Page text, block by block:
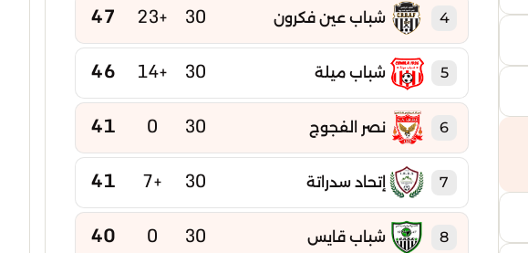
4 شباب عين فكرون 30
+23
47
5 شباب ميلة 30
+14
46
6 نصر الفجوج 30
0
41
7 إتحاد سدراتة 30
+7
41
8 شباب قايس 30
0
40